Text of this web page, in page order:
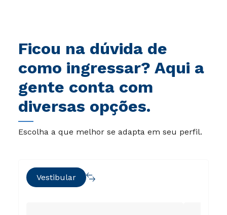
Ficou na dúvida de
como ingressar? Aqui a
gente conta com
diversas opções.
Escolha a que melhor se adapta em seu perfil.
Vestibular